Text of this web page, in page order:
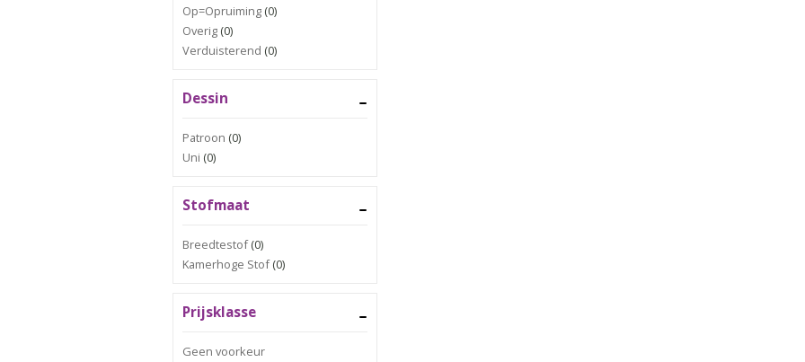
Op=Opruiming (0)
Overig (0)
Verduisterend (0)
Dessin
Patroon (0)
Uni (0)
Stofmaat
Breedtestof(0)
Kamerhoge Stof(0)
Prijsklasse
Geen voorkeur